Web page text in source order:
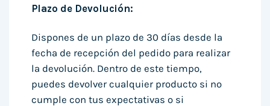
Plazo de Devolución:
Dispones de un plazo de 30 días desde la
fecha de recepción del pedido para realizar
la devolución. Dentro de este tiempo,
puedes devolver cualquier producto si no
cumple con tus expectativas o si